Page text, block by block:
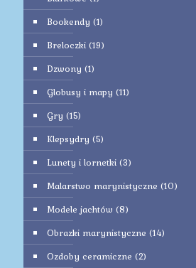
Bookendy (1)
Breloczki (19)
Dzwony (1)
Globusy i mapy (11)
Gry (15)
Klepsydry (5)
Lunety i lornetki (3)
Malarstwo marynistyczne (10)
Modele jachtów (8)
Obrazki marynistyczne (14)
Ozdoby ceramiczne (2)